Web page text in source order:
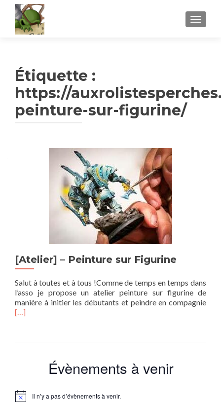
Étiquette :
https://
peinture-sur-figurine/
[Atelier] – Peinture sur Figurine
Salut à toutes et à tous !Comme de temps en temps dans
l’asso je propose un atelier peinture sur figurine de
manière à initier les débutants et peindre en compagnieEn
[…]
Évènements à venir
Notice Il n’y a pas d’évènements à venir.